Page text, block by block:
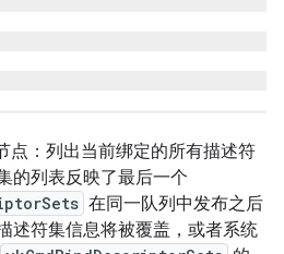
点：列出当前绑定的所有描述符
的列表反映了最后一个
在同一队列中发布之后
述符集信息将被覆盖，或者系统